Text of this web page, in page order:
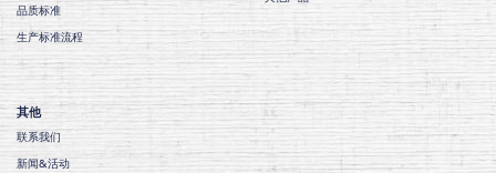
品质标准
生产标准流程
其他
联系我们
新闻&活动